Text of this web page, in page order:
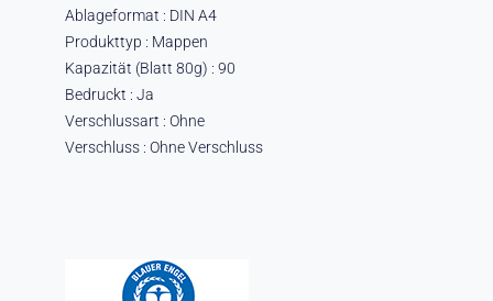
Ablageformat : DIN A4
Produkttyp : Mappen
Kapazität (Blatt 80g) : 90
Bedruckt : Ja
Verschlussart : Ohne
Verschluss : Ohne Verschluss